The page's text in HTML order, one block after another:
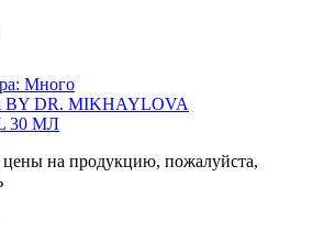
Много
BY DR. MIKHAYLOVA
30 МЛ
цены на продукцию, пожалуйста,